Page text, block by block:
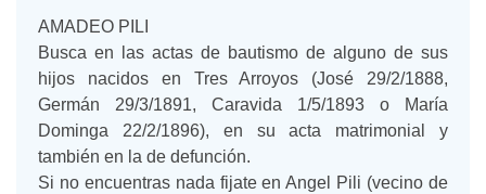
AMADEO PILI
Busca en las actas de bautismo de alguno de sus
hijos nacidos en Tres Arroyos (José 29/2/1888,
Germán 29/3/1891, Caravida 1/5/1893 o María
Dominga 22/2/1896), en su acta matrimonial y
también en la de defunción.
Si no encuentras nada fijate en Angel Pili (vecino de